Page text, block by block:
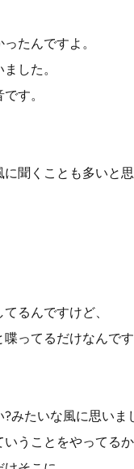
たんですよ。
した。
す。
聞くことも多いと思
るんですけど、
ってるだけなんです
みたいな風に思いま
うことをやってるか